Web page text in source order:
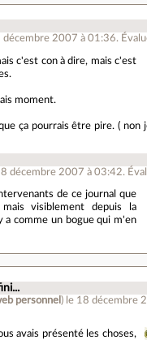
décembre 2007 à 01:36.
c'est con à dire, mais c'est
moment.
ça pourrais être pire. ( non
décembre 2007 à 03:42.
de ce journal que
visiblement depuis la
a comme un bogue qui m'en
personnel ) le 18 décembre
avais présenté les choses,